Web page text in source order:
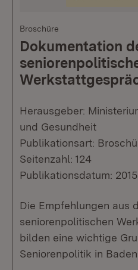
Broschüre
Dokumentation
Herausgeber:
und Gesundheit
Publikationsart:
Seitenzahl: 124
Publikationsdatum: 2015
Die Empfehlungen aus
seniorenpolitischen
bilden eine wichtige
Seniorenpolitik in